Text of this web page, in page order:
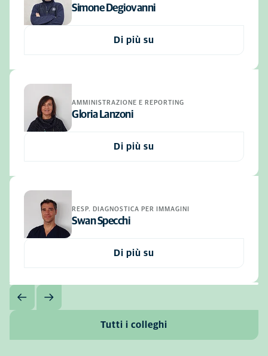
Simone Degiovanni
Di più su
AMMINISTRAZIONE E REPORTING
Gloria Lanzoni
Di più su
RESP. DIAGNOSTICA PER IMMAGINI
Swan Specchi
Di più su
Tutti i colleghi